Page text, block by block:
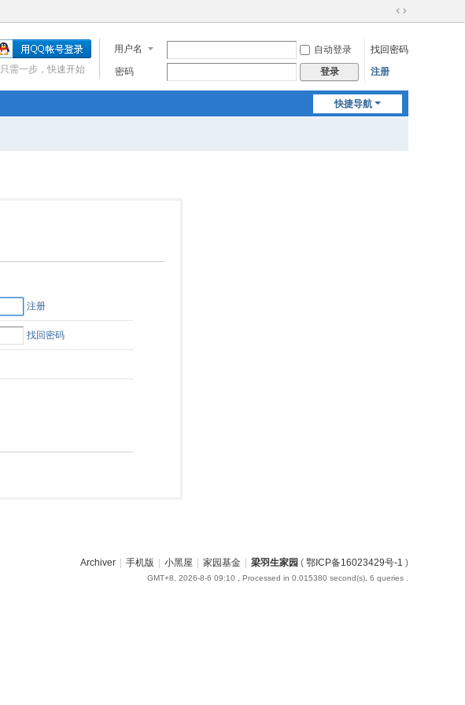
切
到
用户名 自动登录
找回密码
密码
登录 注册
只需一步，快速开始
快捷导航
注册
找回密码
Archiver 手机版 小黑屋 家园基金 梁羽生家园 ( 鄂ICP备16023429号-1 )
GMT+8, 2026-8-6 09:10 , Processed in 0.015380 second(s), 6 queries .